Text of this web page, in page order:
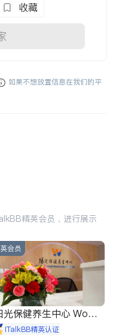
收藏
如果不想放置信息在我们的平
精英会员，进行展示
会员
光保健养生中心 World
iTalkBB精英认证